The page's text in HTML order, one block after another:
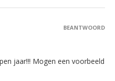
jaar!!! Mogen een voorbeeld
BEANTWOORD